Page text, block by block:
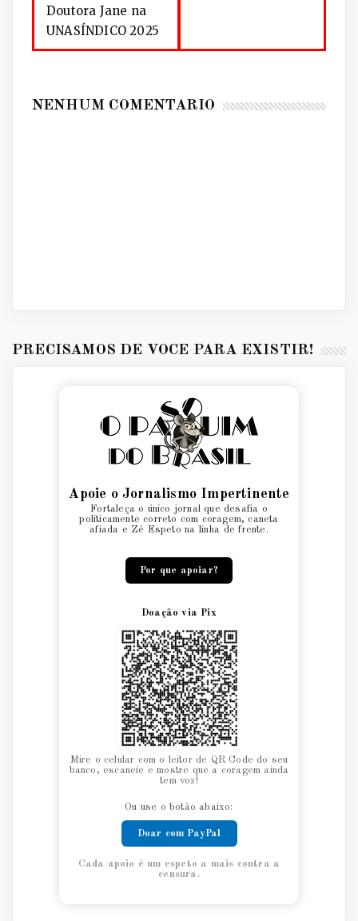
Doutora Jane na
UNASÍNDICO 2025
NENHUM COMENTÁRIO
PRECISAMOS DE VOCÊ PARA EXISTIR!
Apoie o Jornalismo Impertinente
Fortaleça o único jornal que desafia o
politicamente correto com coragem, caneta
afiada e Zé Espeto na linha de frente.
Por que apoiar?
Doação via Pix
Mire o celular com o leitor de QR Code do seu
banco, escaneie e mostre que a coragem ainda
tem voz!
Ou use o botão abaixo:
Doar com PayPal
Cada apoio é um espeto a mais contra a
censura.